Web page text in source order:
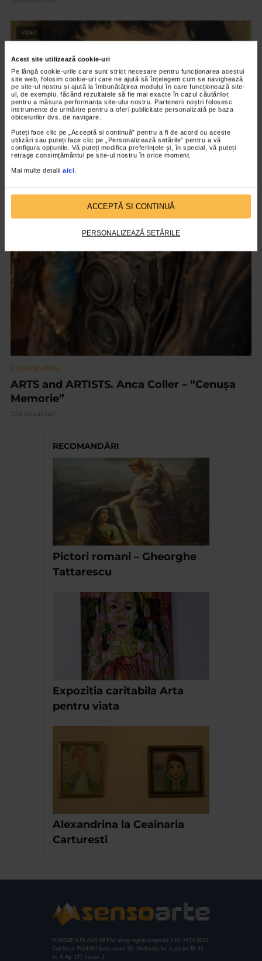
Acest site utilizează cookie-uri
Pe lângă cookie-urile care sunt strict necesare pentru funcționarea acestui
site web, folosim cookie-uri care ne ajută să înțelegem cum se navighează
pe site-ul nostru și ajută la îmbunătățirea modului în care funcționează site-
ul, de exemplu, făcând rezultatele să fie mai exacte în cazul căutărilor,
pentru a măsura performanța site-ului nostru. Partenerii noștri folosesc
instrumente de urmărire pentru a oferi publicitate personalizată pe baza
obiceiurilor dvs. de navigare.
Puteți face clic pe „Acceptă si continuă” pentru a fi de acord cu aceste
utilizări sau puteți face clic pe „Personalizează setările” pentru a vă
configura opțiunile. Vă puteți modifica preferințele și, în special, vă puteți
retrage consimțământul pe site-ul nostru în orice moment.
Mai multe detalii aici
ACCEPTĂ SI CONTINUĂ
PERSONALIZEAZĂ SETĂRILE
VIDEO
CLIPA DE ARTA
Nicolae Tonitza – Pictor al copiilor
CLIPA DE ARTA
ARTS and ARTISTS. Anca Coller – “Cenușa
Memorie”
156 vizualizari
RECOMANDĂRI
Pictori romani – Gheorghe
Tattarescu
Expozitia caritabila Arta
pentru viata
Alexandrina la Ceainaria
Carturesti
FUNDATIA FILDAS ART Nr inreg registrul special: 4 PJ/ 29.01.2013
Cod fiscal: 9164384 Sediu social: Str. Delfinului, Nr. 6, parter Bl. 42,
Sc. 4, Ap. 197, Sector 2